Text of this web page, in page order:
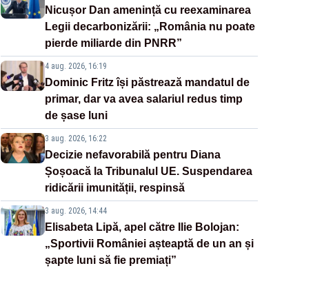
Nicușor Dan amenință cu reexaminarea
Legii decarbonizării: „România nu poate
pierde miliarde din PNRR”
4 aug. 2026, 16:19
Dominic Fritz își păstrează mandatul de
primar, dar va avea salariul redus timp
de șase luni
3 aug. 2026, 16:22
Decizie nefavorabilă pentru Diana
Șoșoacă la Tribunalul UE. Suspendarea
ridicării imunității, respinsă
3 aug. 2026, 14:44
Elisabeta Lipă, apel către Ilie Bolojan:
„Sportivii României așteaptă de un an și
șapte luni să fie premiați”